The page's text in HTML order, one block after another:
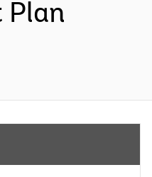
Plan